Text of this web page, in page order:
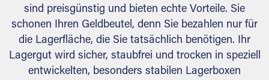
sind preisgünstig und bieten echte Vorteile. Sie
schonen Ihren Geldbeutel, denn Sie bezahlen nur für
die Lagerfläche, die Sie tatsächlich benötigen. Ihr
Lagergut wird sicher, staubfrei und trocken in speziell
entwickelten, besonders stabilen Lagerboxen